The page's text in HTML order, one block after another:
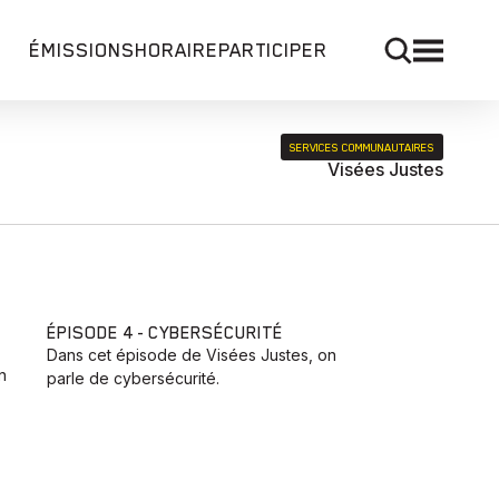
ÉMISSIONSHORAIREPARTICIPER
SERVICES COMMUNAUTAIRES
Visées Justes
ÉPISODE 4 - CYBERSÉCURITÉ
Dans cet épisode de Visées Justes, on
parle de cybersécurité.